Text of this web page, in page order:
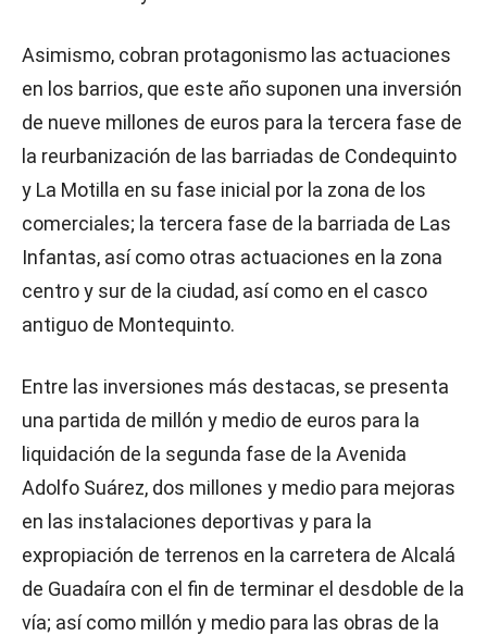
Asimismo, cobran protagonismo las actuaciones
en los barrios, que este año suponen una inversión
de nueve millones de euros para la tercera fase de
la reurbanización de las barriadas de Condequinto
y La Motilla en su fase inicial por la zona de los
comerciales; la tercera fase de la barriada de Las
Infantas, así como otras actuaciones en la zona
centro y sur de la ciudad, así como en el casco
antiguo de Montequinto.
Entre las inversiones más destacas, se presenta
una partida de millón y medio de euros para la
liquidación de la segunda fase de la Avenida
Adolfo Suárez, dos millones y medio para mejoras
en las instalaciones deportivas y para la
expropiación de terrenos en la carretera de Alcalá
de Guadaíra con el fin de terminar el desdoble de la
vía; así como millón y medio para las obras de la